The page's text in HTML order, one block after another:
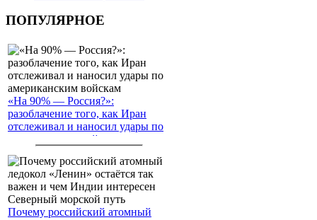
ПОПУЛЯРНОЕ
«На 90% — Россия?»:
разоблачение того, как Иран
отслеживал и наносил удары по
американским войскам
Почему российский атомный